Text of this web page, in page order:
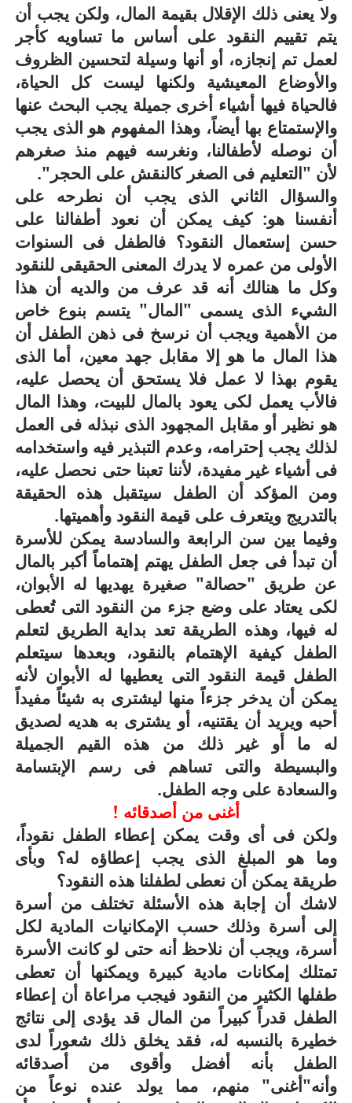
ولا يعنى ذلك الإقلال بقيمة المال، ولكن يجب أن
يتم تقييم النقود على أساس ما تساويه كأجر
لعمل تم إنجازه، أو أنها وسيلة لتحسين الظروف
والأوضاع المعيشية ولكنها ليست كل الحياة،
فالحياة فيها أشياء أخرى جميلة يجب البحث عنها
والإستمتاع بها أيضاً، وهذا المفهوم هو الذى يجب
أن نوصله لأطفالنا، ونغرسه فيهم منذ صغرهم
لأن "التعليم فى الصغر كالنقش على الحجر".
والسؤال الثاني الذى يجب أن نطرحه على
أنفسنا هو: كيف يمكن أن نعود أطفالنا على
حسن إستعمال النقود؟ فالطفل فى السنوات
الأولى من عمره لا يدرك المعنى الحقيقى للنقود
وكل ما هنالك أنه قد عرف من والديه أن هذا
الشيء الذى يسمى "المال" يتسم بنوع خاص
من الأهمية ويجب أن نرسخ فى ذهن الطفل أن
هذا المال ما هو إلا مقابل جهد معين، أما الذى
يقوم بهذا لا عمل فلا يستحق أن يحصل عليه،
فالأب يعمل لكى يعود بالمال للبيت، وهذا المال
هو نظير أو مقابل المجهود الذى نبذله فى العمل
لذلك يجب إحترامه، وعدم التبذير فيه واستخدامه
فى أشياء غير مفيدة، لأننا تعبنا حتى نحصل عليه،
ومن المؤكد أن الطفل سيتقبل هذه الحقيقة
بالتدريج ويتعرف على قيمة النقود وأهميتها.
وفيما بين سن الرابعة والسادسة يمكن للأسرة
أن تبدأ فى جعل الطفل يهتم إهتماماً أكبر بالمال
عن طريق "حصالة" صغيرة يهديها له الأبوان،
لكى يعتاد على وضع جزء من النقود التى تُعطى
له فيها، وهذه الطريقة تعد بداية الطريق لتعلم
الطفل كيفية الإهتمام بالنقود، وبعدها سيتعلم
الطفل قيمة النقود التى يعطيها له الأبوان لأنه
يمكن أن يدخر جزءاً منها ليشترى به شيئاً مفيداً
أحبه ويريد أن يقتنيه، أو يشترى به هديه لصديق
له ما أو غير ذلك من هذه القيم الجميلة
والبسيطة والتى تساهم فى رسم الإبتسامة
والسعادة على وجه الطفل.
أغنى من أصدقائه !
ولكن فى أى وقت يمكن إعطاء الطفل نقوداً،
وما هو المبلغ الذى يجب إعطاؤه له؟ وبأى
طريقة يمكن أن نعطى لطفلنا هذه النقود؟
لاشك أن إجابة هذه الأسئلة تختلف من أسرة
إلى أسرة وذلك حسب الإمكانيات المادية لكل
أسرة، ويجب أن نلاحظ أنه حتى لو كانت الأسرة
تمتلك إمكانات مادية كبيرة ويمكنها أن تعطى
طفلها الكثير من النقود فيجب مراعاة أن إعطاء
الطفل قدراً كبيراً من المال قد يؤدى إلى نتائج
خطيرة بالنسبه له، فقد يخلق ذلك شعوراً لدى
الطفل بأنه أفضل وأقوى من أصدقائه
وأنه"أغنى" منهم، مما يولد عنده نوعاً من